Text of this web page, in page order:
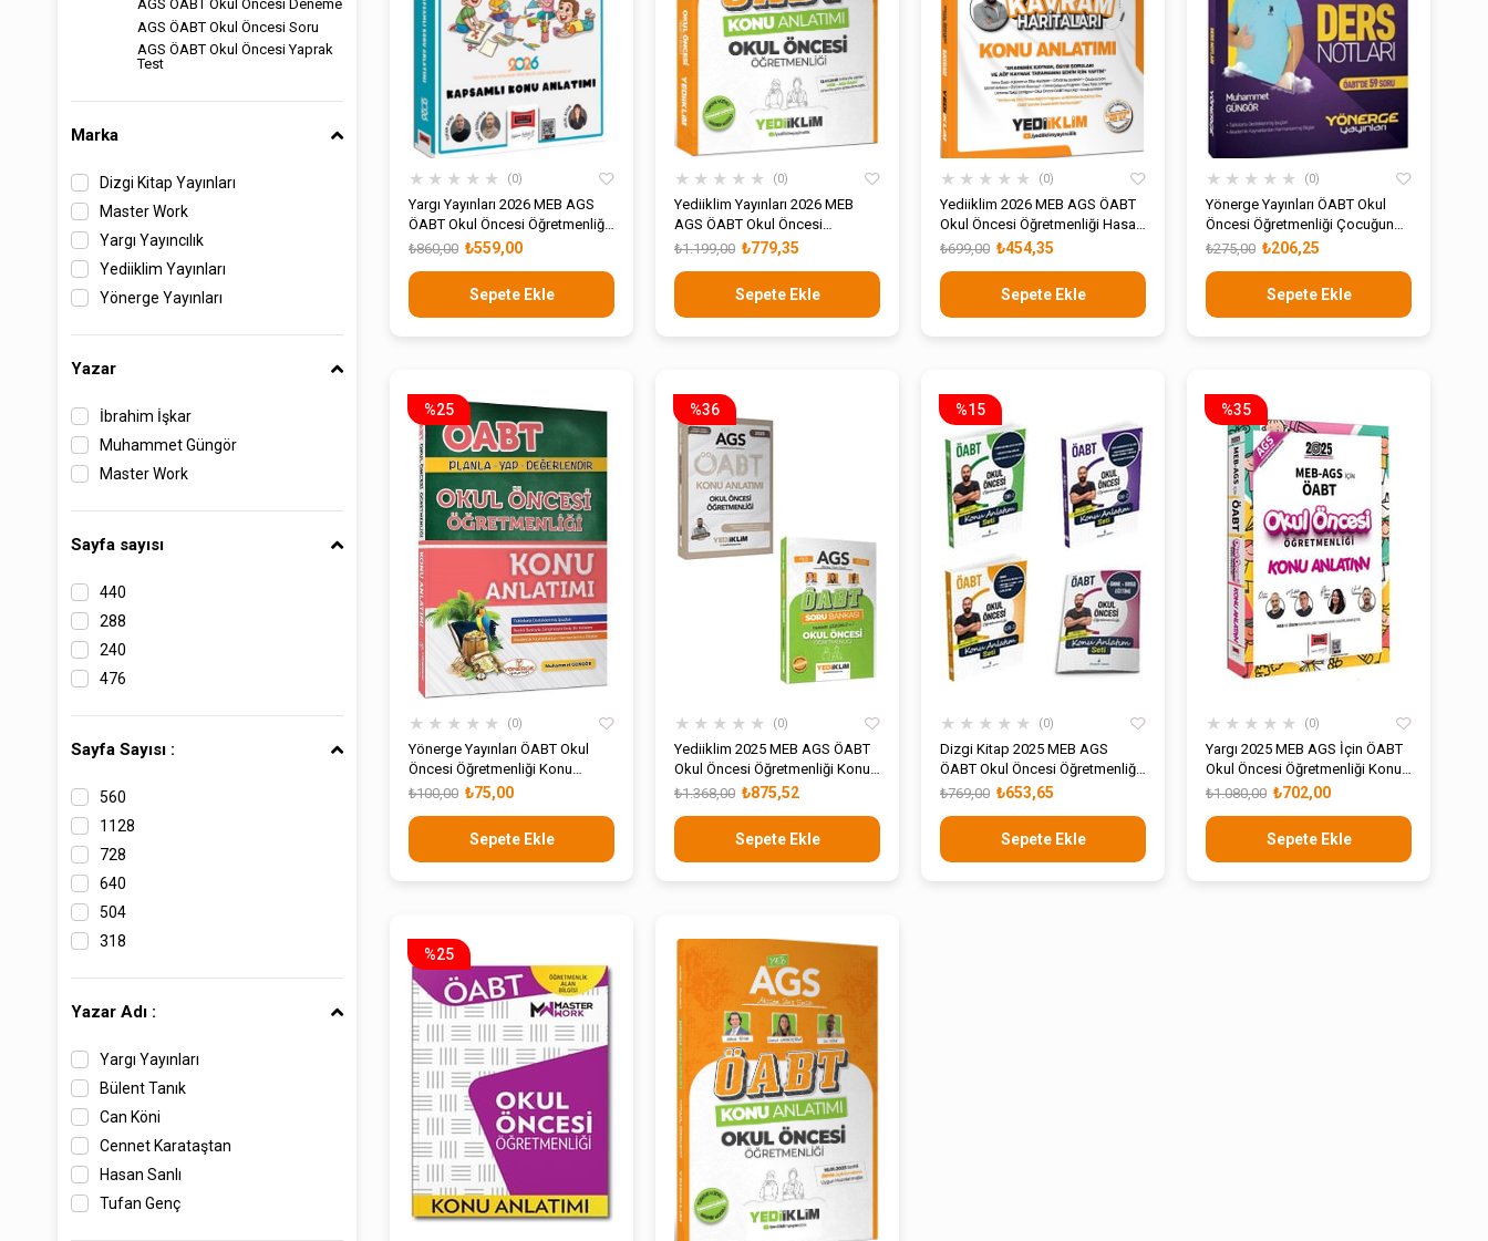
AGS ÖABT Okul Öncesi Deneme
AGS ÖABT Okul Öncesi Soru
AGS ÖABT Okul Öncesi Yaprak
Test
Marka
Dizgi Kitap Yayınları
Master Work
Yargı Yayıncılık
Yediiklim Yayınları
Yönerge Yayınları
Yazar
İbrahim İşkar
Muhammet Güngör
Master Work
Sayfa sayısı
440
288
240
476
Sayfa Sayısı :
560
1128
728
640
504
318
Yazar Adı :
Yargı Yayınları
Bülent Tanık
Can Köni
Cennet Karataştan
Hasan Sanlı
Tufan Genç
★ ★ ★ ★ ★ 0
Yargı Yayınları 2026 MEB AGS
ÖABT Okul Öncesi Öğretmenliği
Kapsamlı Konu Anlatımı
₺559,00
₺860,00
Sepete Ekle
★ ★ ★ ★ ★ 0
Yediiklim Yayınları 2026 MEB
AGS ÖABT Okul Öncesi
Öğretmenliği Konu Anlatımı
₺779,35
₺1.199,00
Sepete Ekle
★ ★ ★ ★ ★ 0
Yediiklim 2026 MEB AGS ÖABT
Okul Öncesi Öğretmenliği Hasan
SANLI İle Kavram Haritaları Konu
₺454,35
₺699,00
Sepete Ekle
★ ★ ★ ★ ★ 0
Yönerge Yayınları ÖABT Okul
Öncesi Öğretmenliği Çocuğun
Yüz Dili Ders Notları
₺206,25
₺275,00
Sepete Ekle
★ ★ ★ ★ ★ 0
Yönerge Yayınları ÖABT Okul
Öncesi Öğretmenliği Konu
Anlatımlı ₺75,00
₺100,00
Sepete Ekle
%25
★ ★ ★ ★ ★ 0
Yediiklim 2025 MEB AGS ÖABT
Okul Öncesi Öğretmenliği Konu
Soru Seti ₺875,52
₺1.368,00
Sepete Ekle
%36
★ ★ ★ ★ ★ 0
Dizgi Kitap 2025 MEB AGS
ÖABT Okul Öncesi Öğretmenliği
Çıkmış Soru Analizli Fasiküller
₺653,65
₺769,00
Sepete Ekle
%15
★ ★ ★ ★ ★ 0
Yargı 2025 MEB AGS İçin ÖABT
Okul Öncesi Öğretmenliği Konu
Anlatımı
₺702,00
₺1.080,00
Sepete Ekle
%35
%25